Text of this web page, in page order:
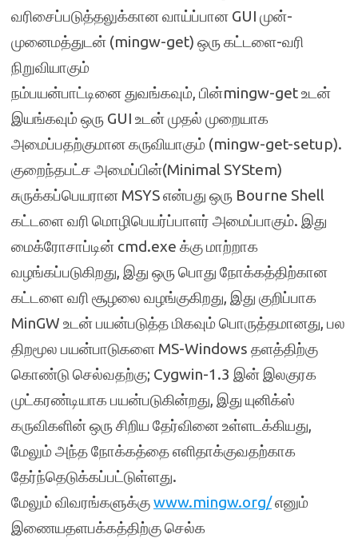
வரிசைப்படுத்தலுக்கான வாய்ப்பான GUI முன்-
முனைமத்துடன் (mingw-get) ஒரு கட்டளை-வரி
நிறுவியாகும்
நம்பயன்பாட்டினை துவங்கவும், பின்mingw-get உடன்
இயங்கவும் ஒரு GUI உடன் முதல் முறையாக
அமைப்பதற்குமான கருவியாகும் (mingw-get-setup).
குறைந்தபட்ச அமைப்பின்(Minimal SYStem)
சுருக்கப்பெயரான MSYS என்பது ஒரு Bourne Shell
கட்டளை வரி மொழிபெயர்ப்பாளர் அமைப்பாகும். இது
மைக்ரோசாப்டின் cmd.exe க்கு மாற்றாக
வழங்கப்படுகிறது, இது ஒரு பொது நோக்கத்திற்கான
கட்டளை வரி சூழலை வழங்குகிறது, இது குறிப்பாக
MinGW உடன் பயன்படுத்த மிகவும் பொருத்தமானது, பல
திறமூல பயன்பாடுகளை MS-Windows தளத்திற்கு
கொண்டு செல்வதற்கு; Cygwin-1.3 இன் இலகுரக
முட்கரண்டியாக பயன்படுகின்றது, இது யுனிக்ஸ்
கருவிகளின் ஒரு சிறிய தேர்வினை உள்ளடக்கியது,
மேலும் அந்த நோக்கத்தை எளிதாக்குவதற்காக
தேர்ந்தெடுக்கப்பட்டுள்ளது.
மேலும் விவரங்களுக்குwww.mingw.org/எனும்
இணையதளபக்கத்திற்கு செல்க